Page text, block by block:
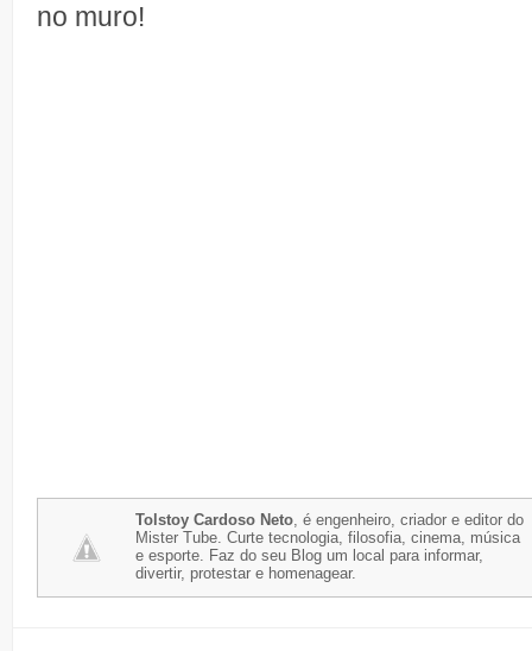
no muro!
Tolstoy Cardoso Neto, é engenheiro, criador e editor do
Mister Tube. Curte tecnologia, filosofia, cinema, música
e esporte. Faz do seu Blog um local para informar,
divertir, protestar e homenagear.